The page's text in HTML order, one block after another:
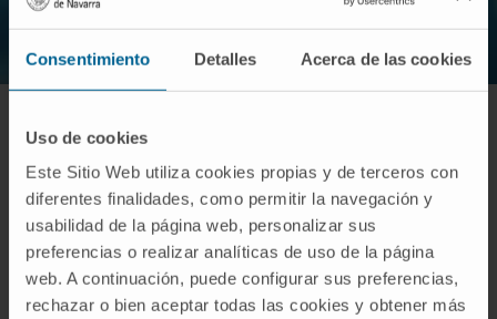
Consentimiento Detalles Acerca de las cookies
Uso de cookies
Este Sitio Web utiliza cookies propias y de terceros con
diferentes finalidades, como permitir la navegación y
usabilidad de la página web, personalizar sus
preferencias o realizar analíticas de uso de la página
web. A continuación, puede configurar sus preferencias,
rechazar o bien aceptar todas las cookies y obtener más
Conozca al equipo investigador
Dr. Pedro Berraondo López
Ver Curriculum
Investigador | IP